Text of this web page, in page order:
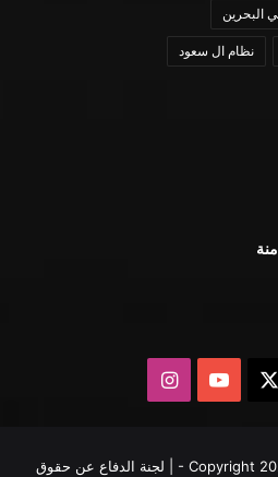
البحرين
نظام ال سعود
يوتيوبانستقرام
© Copyright 2026, All Rights Reserved - | لجنة الدفاع عن حقوق